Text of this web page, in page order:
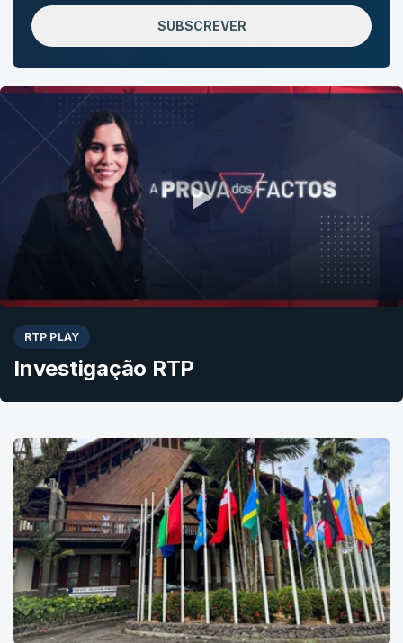
SUBSCREVER
RTP PLAY
Investigação RTP